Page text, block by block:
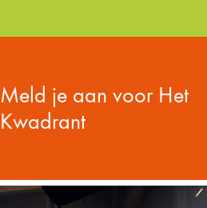
Meld je aan voor Het
Kwadrant